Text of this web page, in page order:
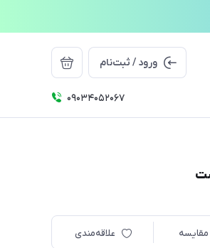
ورود / ثبت‌نام
09034052067
مقایسه علاقه‌مندی